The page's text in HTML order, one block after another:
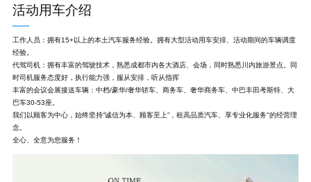
活动用车介绍
工作人员：拥有15+以上的本土汽车服务经验。拥有大型活动用车安排、活动期间的车辆调度
经验。
代驾司机：拥有丰富的驾驶技术，熟悉成都市内各大酒店、会场，同时熟悉川内旅游景点。同
时司机服务态度好，执行能力强，服从安排，听从指挥
丰富的会议会展接送车辆：中档/豪华/奢华轿车、商务车、奢华商务车、中巴丰田考斯特、大
巴车30-53座。
我们以顾客为中心，始终坚持“诚信为本、顾客至上”，租高品质汽车、享专业化服务"的经营理
念。
全心、全意为您服务！